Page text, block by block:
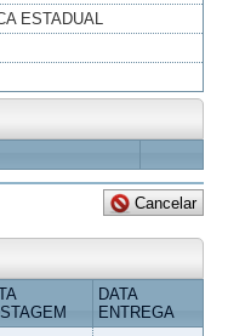
ESTADUAL
DATA
ENTREGA